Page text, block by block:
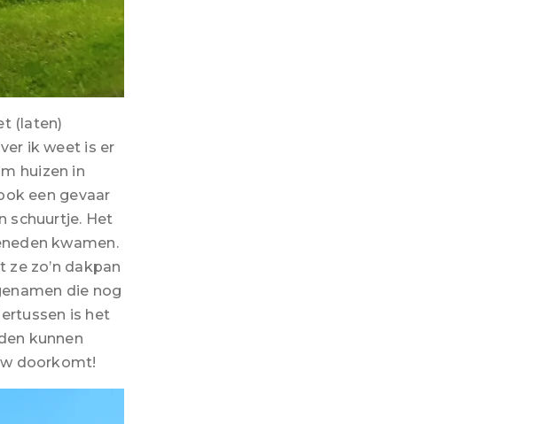
(laten)
ik weet is er
huizen in
een gevaar
schuurtje. Het
kwamen.
zo’n dakpan
die nog
is het
kunnen
doorkomt!